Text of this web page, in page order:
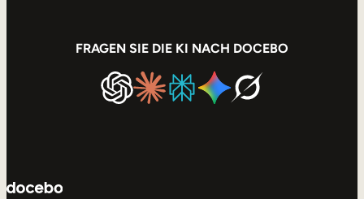
FRAGEN SIE DIE KI NACH DOCEBO